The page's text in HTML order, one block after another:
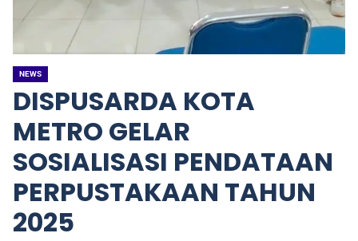
NEWS
DISPUSARDA KOTA
METRO GELAR
SOSIALISASI PENDATAAN
PERPUSTAKAAN TAHUN
2025